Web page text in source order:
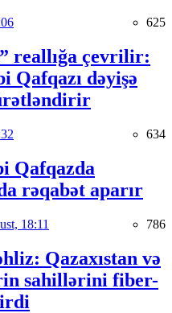
625
reallığa çevrilir:
Qafqazı dəyişə
634
Qafqazda
rəqabət aparır
18:11 786
Qazaxıstan və
sahillərini fiber-